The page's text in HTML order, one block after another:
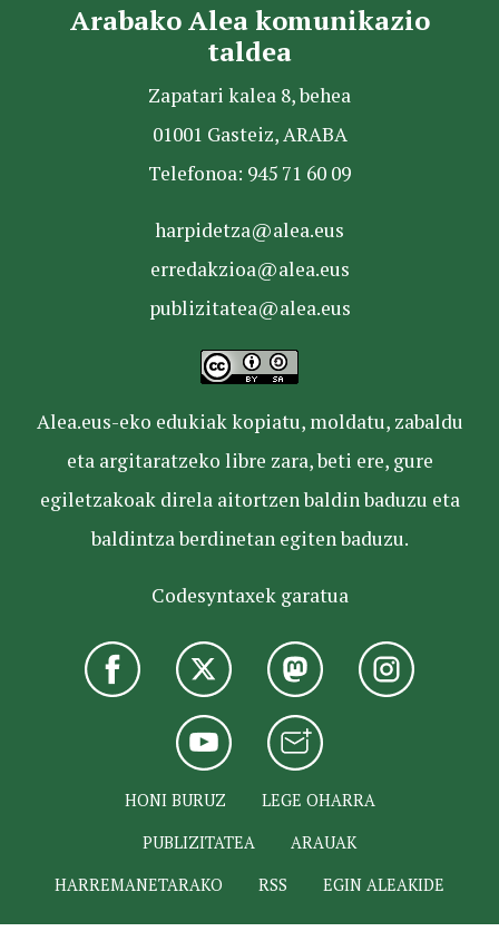
Arabako Alea komunikazio
taldea
Zapatari kalea 8, behea
01001 Gasteiz, ARABA
Telefonoa: 945 71 60 09
harpidetza@alea.eus
erredakzioa@alea.eus
publizitatea@alea.eus
Alea.eus-eko edukiak kopiatu, moldatu, zabaldu
eta argitaratzeko libre zara, beti ere, gure
egiletzakoak direla aitortzen baldin baduzu eta
baldintza berdinetan egiten baduzu.
Codesyntaxek garatua
HONI BURUZ
LEGE OHARRA
PUBLIZITATEA
ARAUAK
HARREMANETARAKO
RSS EGIN ALEAKIDE